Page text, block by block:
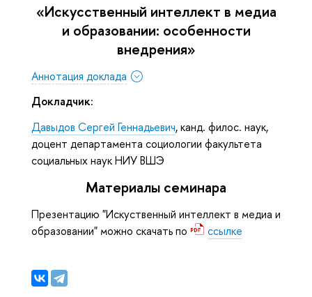
«Искусственный интеллект в медиа
и образовании: особенности
внедрения»
Аннотация доклада
Докладчик:
Давыдов Сергей Геннадьевич, канд. филос. наук,
доцент департамента социологии факультета
социальных наук НИУ ВШЭ
Материалы семинара
Презентацию "Искуственный интеллект в медиа и
образовании" можно скачать по
ссылке